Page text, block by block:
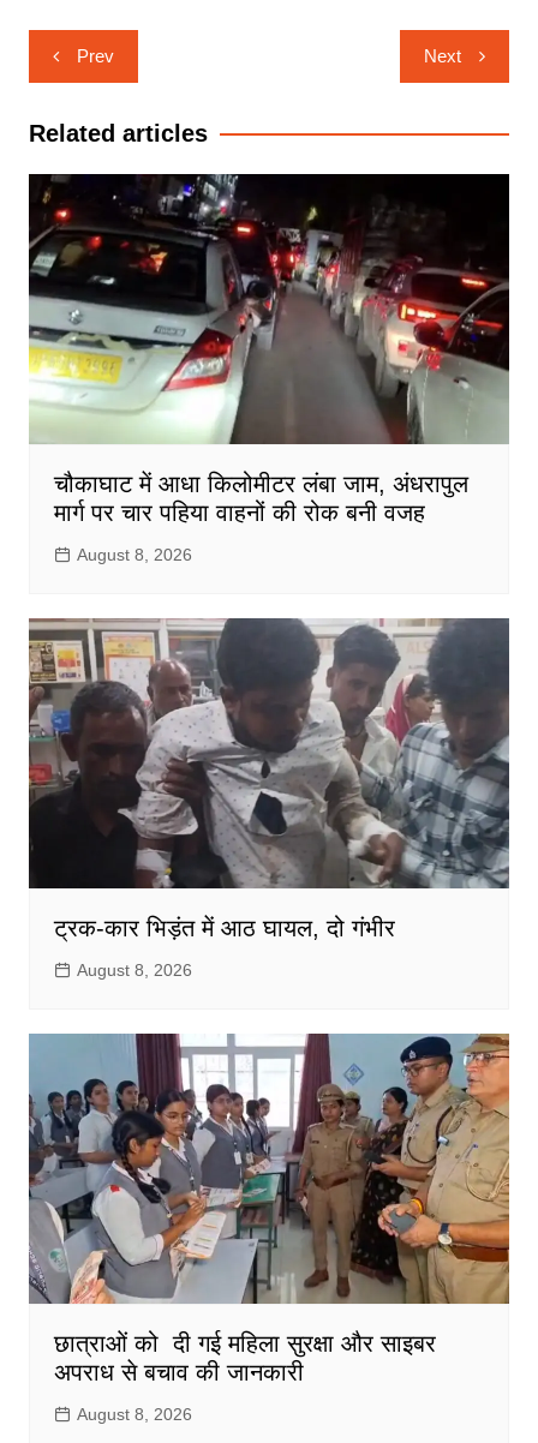
Post
navigation
Prev Next
Related articles
चौकाघाट में आधा किलोमीटर लंबा जाम, अंधरापुल
मार्ग पर चार पहिया वाहनों की रोक बनी वजह
August 8, 2026
ट्रक-कार भिड़ंत में आठ घायल, दो गंभीर
August 8, 2026
छात्राओं को दी गई महिला सुरक्षा और साइबर
अपराध से बचाव की जानकारी
August 8, 2026